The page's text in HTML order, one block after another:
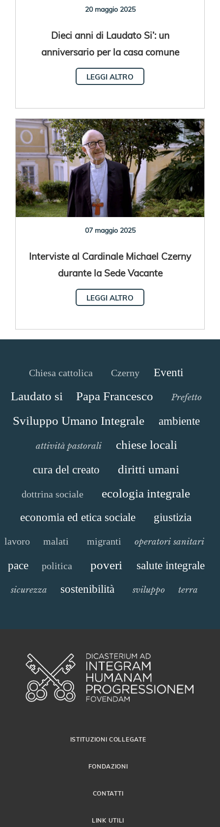
20 maggio 2025
Dieci anni di Laudato Si’: un
anniversario per la casa comune
LEGGI ALTRO
07 maggio 2025
Interviste al Cardinale Michael Czerny
durante la Sede Vacante
LEGGI ALTRO
Chiesa cattolica Czerny Eventi
Laudato si Papa Francesco Prefetto
Sviluppo Umano Integrale ambiente
attività pastorali chiese locali
cura del creato diritti umani
dottrina sociale ecologia integrale
economia ed etica sociale giustizia
lavoro malati migranti operatori sanitari
pace politica poveri salute integrale
sicurezza sostenibilità sviluppo terra
ISTITUZIONI COLLEGATE
FONDAZIONI
CONTATTI
LINK UTILI